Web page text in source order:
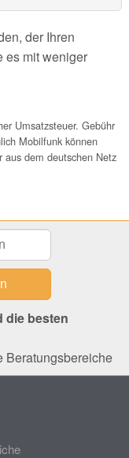
der Ihren
es mit weniger
Umsatzsteuer. Gebühr
Mobilfunk können
dem deutschen Netz
die besten
Beratungsbereiche